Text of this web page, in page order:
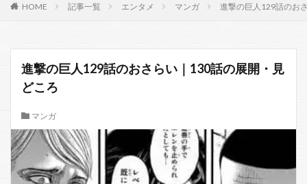
HOME 記事一覧 エンタメ マンガ 進撃の巨人129話のお
進撃の巨人129話のおさらい｜130話の展開・見
どころ
マンガ